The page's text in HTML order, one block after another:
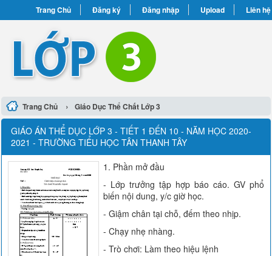
Trang Chủ Đăng ký Đăng nhập Upload Liên hệ
Trang Chủ › Giáo Dục Thể Chất Lớp 3
GIÁO ÁN THỂ DỤC LỚP 3 - TIẾT 1 ĐẾN 10 - NĂM HỌC 2020-
2021 - TRƯỜNG TIỂU HỌC TÂN THANH TÂY
1. Phần mở đầu
- Lớp trưởng tập hợp báo cáo. GV phổ
biến nội dung, y/c giờ học.
- Giậm chân tại chỗ, đếm theo nhịp.
- Chạy nhẹ nhàng.
- Trò chơi: Làm theo hiệu lệnh